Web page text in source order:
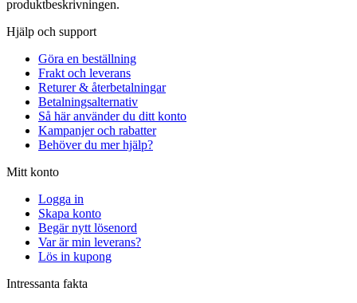
produktbeskrivningen.
Hjälp och support
Göra en beställning
Frakt och leverans
Returer & återbetalningar
Betalningsalternativ
Så här använder du ditt konto
Kampanjer och rabatter
Behöver du mer hjälp?
Mitt konto
Logga in
Skapa konto
Begär nytt lösenord
Var är min leverans?
Lös in kupong
Intressanta fakta